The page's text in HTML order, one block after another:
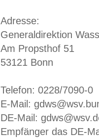
Adresse:
Generaldirektion
Am Propsthof 51
53121 Bonn
Telefon: 0228/7090-0
E-Mail:
DE-Mail:
Empfänger das DE-